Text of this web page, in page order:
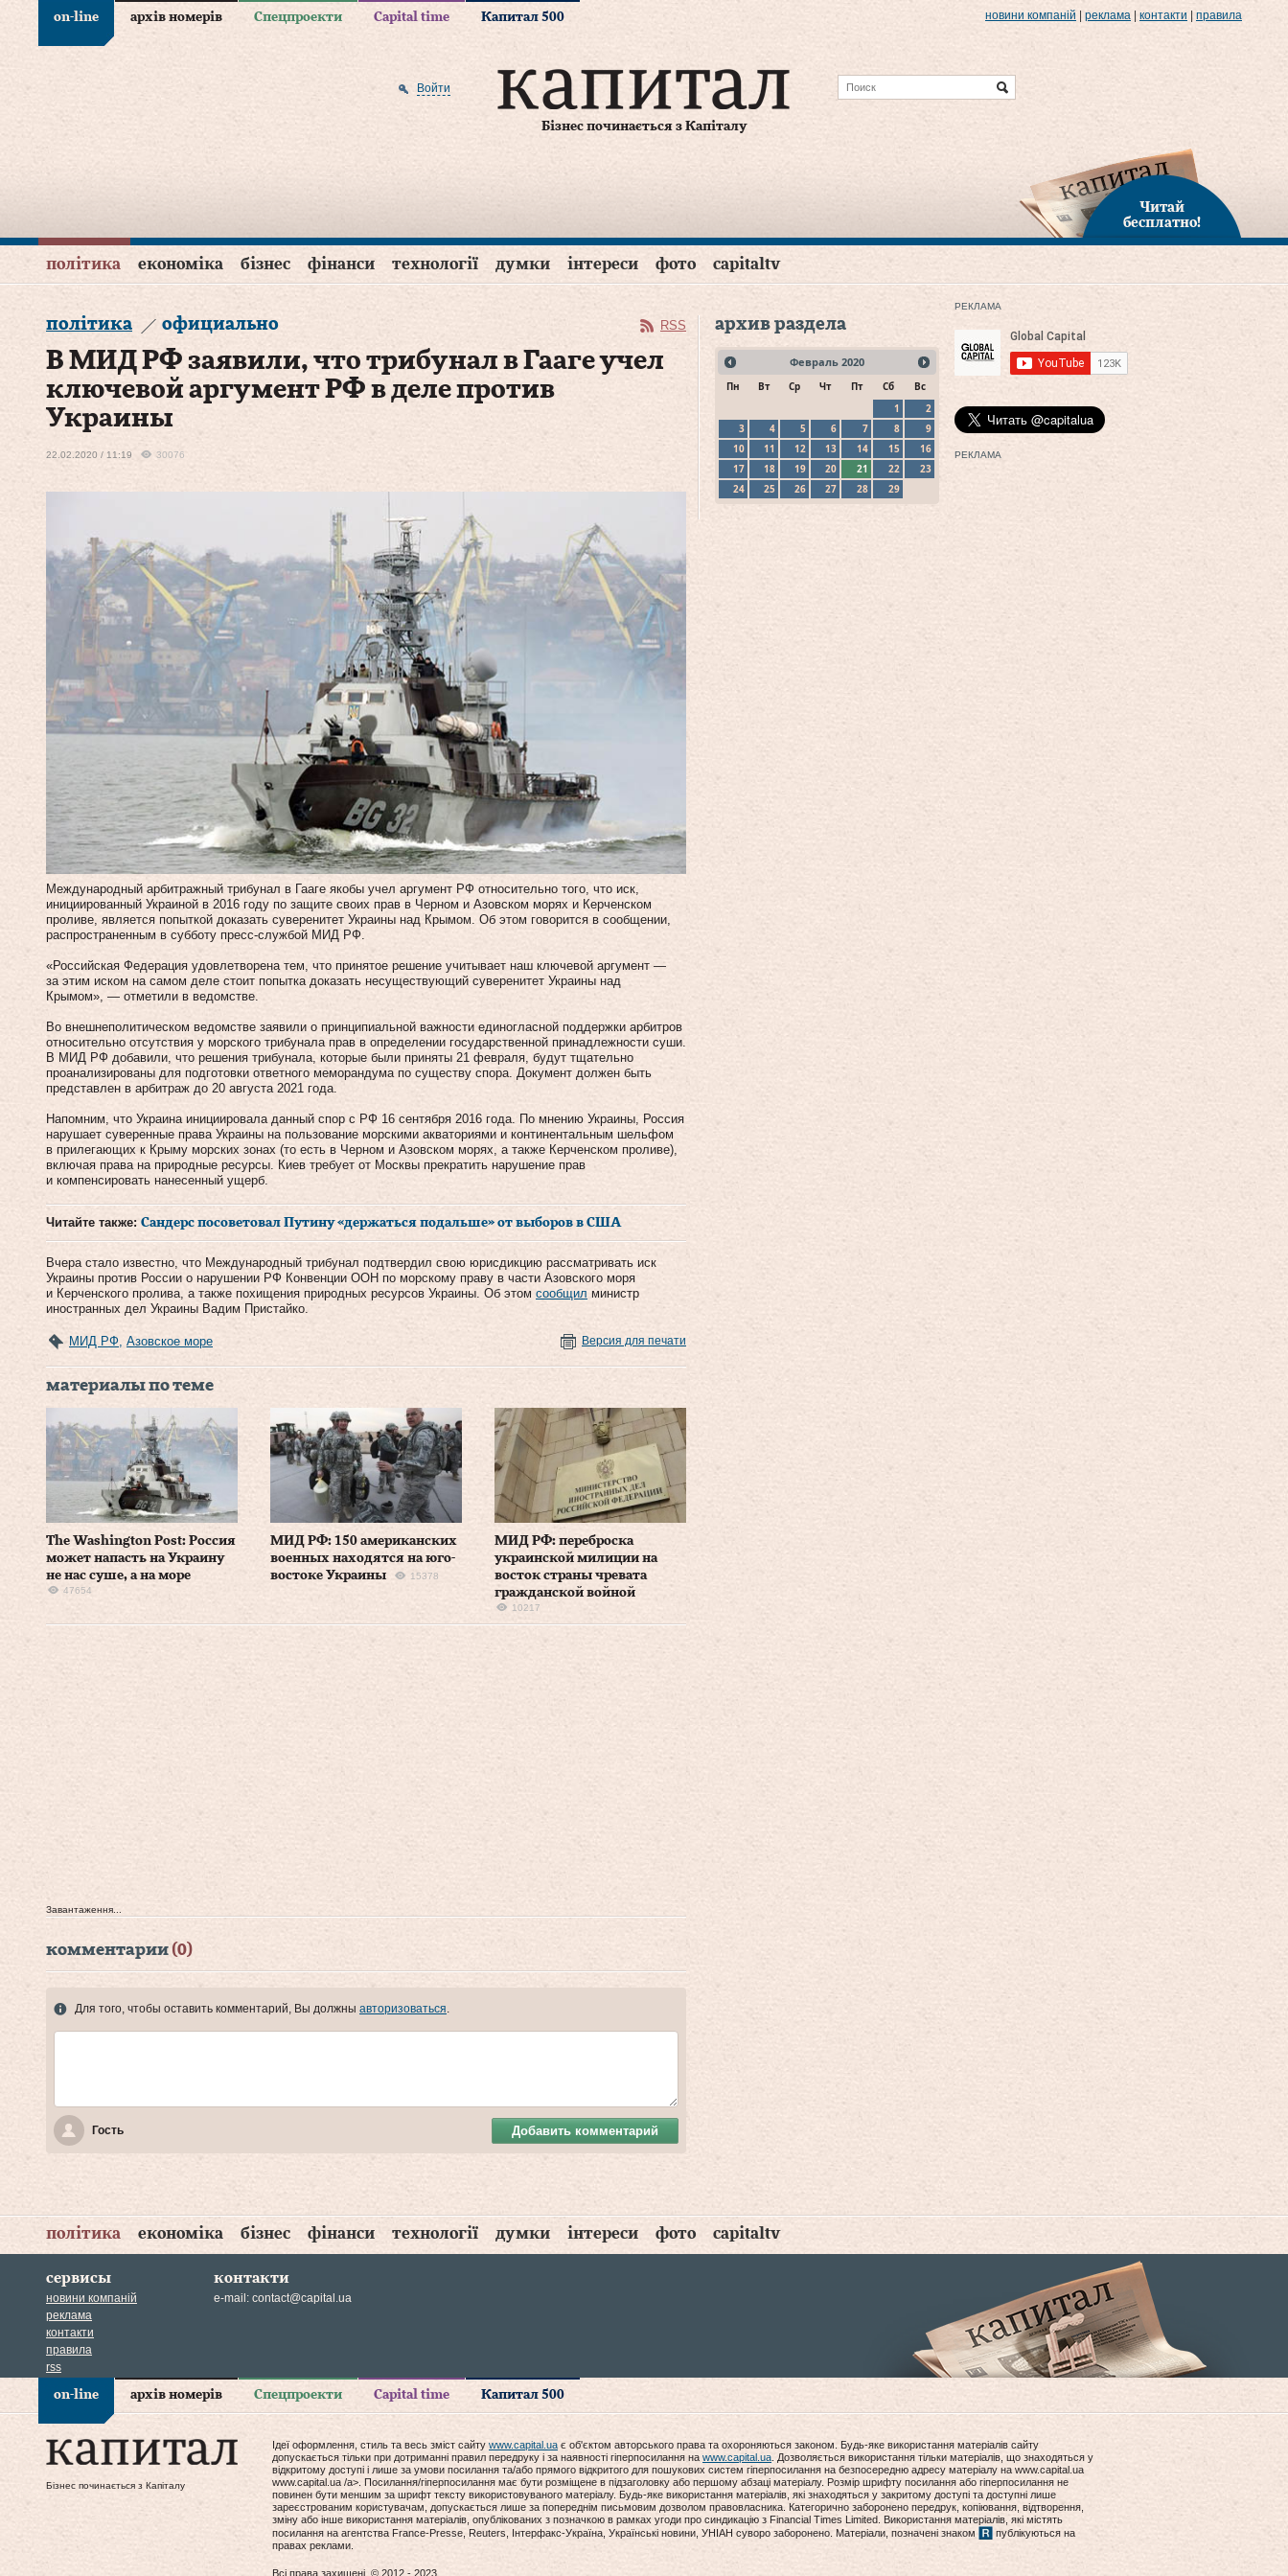
on-line архів номерів Спецпроекти Capital time Капитал 500 новини компаній реклама контакти правила
Бізнес починається з Капіталу
Войти
Читай
бесплатно!
політика економіка бізнес фінанси технології думки інтереси фото capitaltv
політика официально RSS
В МИД РФ заявили, что трибунал в Гааге учел
ключевой аргумент РФ в деле против
Украины
22.02.2020 / 11:19 30076
Международный арбитражный трибунал в Гааге якобы учел аргумент РФ относительно того, что иск,
инициированный Украиной в 2016 году по защите своих прав в Черном и Азовском морях и Керченском
проливе, является попыткой доказать суверенитет Украины над Крымом. Об этом говорится в сообщении,
распространенным в субботу пресс-службой МИД РФ.
«Российская Федерация удовлетворена тем, что принятое решение учитывает наш ключевой аргумент —
за этим иском на самом деле стоит попытка доказать несуществующий суверенитет Украины над
Крымом», — отметили в ведомстве.
Во внешнеполитическом ведомстве заявили о принципиальной важности единогласной поддержки арбитров
относительно отсутствия у морского трибунала прав в определении государственной принадлежности суши.
В МИД РФ добавили, что решения трибунала, которые были приняты 21 февраля, будут тщательно
проанализированы для подготовки ответного меморандума по существу спора. Документ должен быть
представлен в арбитраж до 20 августа 2021 года.
Напомним, что Украина инициировала данный спор с РФ 16 сентября 2016 года. По мнению Украины, Россия
нарушает суверенные права Украины на пользование морскими акваториями и континентальным шельфом
в прилегающих к Крыму морских зонах (то есть в Черном и Азовском морях, а также Керченском проливе),
включая права на природные ресурсы. Киев требует от Москвы прекратить нарушение прав
и компенсировать нанесенный ущерб.
Читайте также: Сандерс посоветовал Путину «держаться подальше» от выборов в США
Вчера стало известно, что Международный трибунал подтвердил свою юрисдикцию рассматривать иск
Украины против России о нарушении РФ Конвенции ООН по морскому праву в части Азовского моря
и Керченского пролива, а также похищения природных ресурсов Украины. Об этом сообщил министр
иностранных дел Украины Вадим Пристайко.
МИД РФ Азовское море Версия для печати
материалы по теме
The Washington Post: Россия
может напасть на Украину
не нас суше, а на море
47654
МИД РФ: 150 американских
военных находятся на юго-
востоке Украины
15378
МИД РФ: переброска
украинской милиции на
восток страны чревата
гражданской войной
10217
Завантаження...
комментарии (0)
Для того, чтобы оставить комментарий, Вы должны авторизоваться
Гость Добавить комментарий
архив раздела
Февраль 2020
Пн Вт Ср Чт Пт Сб
Вс
1
2
3
4 5 6 7 8
9
10
11 12 13 14 15
16
17
18 19 20 21 22
23
24
25 26 27 28 29
РЕКЛАМА
РЕКЛАМА
політика економіка бізнес фінанси технології думки інтереси фото capitaltv
сервисы
новини компаній
реклама
контакти
правила
rss
контакти
e-mail: contact@capital.ua
on-line архів номерів Спецпроекти Capital time Капитал 500
Бізнес починається з Капіталу
Ідеї оформлення, стиль та весь зміст сайту www.capital.ua є об'єктом авторського права та охороняються законом. Будь-яке використання матеріалів сайту
допускається тільки при дотриманні правил передруку і за наявності гіперпосилання на www.capital.ua . Дозволяється використання тільки матеріалів, що знаходяться у
відкритому доступі і лише за умови посилання та/або прямого відкритого для пошукових систем гіперпосилання на безпосередню адресу матеріалу на www.capital.ua
www.capital.ua /a>. Посилання/гіперпосилання має бути розміщене в підзаголовку або першому абзаці матеріалу. Розмір шрифту посилання або гіперпосилання не
повинен бути меншим за шрифт тексту використовуваного матеріалу. Будь-яке використання матеріалів, які знаходяться у закритому доступі та доступні лише
зареєстрованим користувачам, допускається лише за попереднім письмовим дозволом правовласника. Категорично заборонено передрук, копіювання, відтворення,
зміну або інше використання матеріалів, опублікованих з позначкою в рамках угоди про синдикацію з Financial Times Limited. Використання матеріалів, які містять
посилання на агентства France-Presse, Reuters, Інтерфакс-Україна, Українські новини, УНІАН суворо заборонено. Матеріали, позначені знаком
публікуються на
правах реклами.
Всі права захищені. © 2012 - 2023